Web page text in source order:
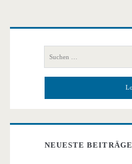
Primäre
Seitenleiste
nach:
NEUESTE BEITRÄGE